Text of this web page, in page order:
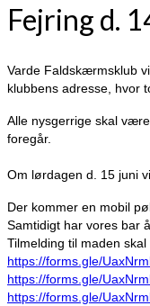
Fejring d.
Varde Faldskærmsklub
klubbens adresse, hvor
Alle nysgerrige skal
foregår.
Om lørdagen d. 15 juni
Der kommer en mobil
Samtidigt har vores bar
Tilmelding til maden
https://forms.gle/
https://forms.gle/
https://forms.gle/